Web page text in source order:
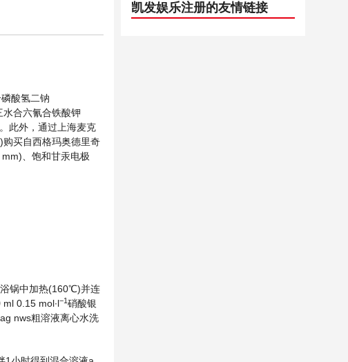
酸氢二钠
水合六氰合铁酸钾
此外，通过上海麦克
购买自西格玛奥德里奇
、饱和甘汞电极
锅中加热(160℃)并连
0.15 mol∙l−1硝酸银
nws粗溶液离心水洗
凯发娱乐注册的友情链接